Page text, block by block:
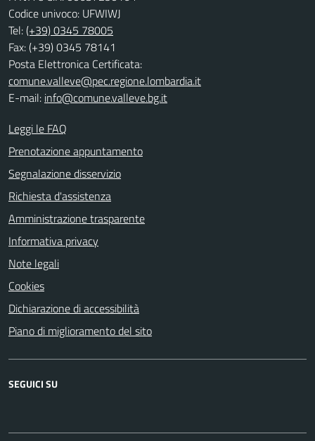
Codice univoco: UFWIWJ
Tel:(+39) 0345 78005
Fax: (+39) 0345 78141
Posta Elettronica Certificata:
comune.valleve@pec.regione.lombardia.it
E-mail: info@comune.valleve.bg.it
Leggi le FAQ
Prenotazione appuntamento
Segnalazione disservizio
Richiesta d'assistenza
Amministrazione trasparente
Informativa privacy
Note legali
Cookies
Dichiarazione di accessibilità
Piano di miglioramento del sito
SEGUICI SU